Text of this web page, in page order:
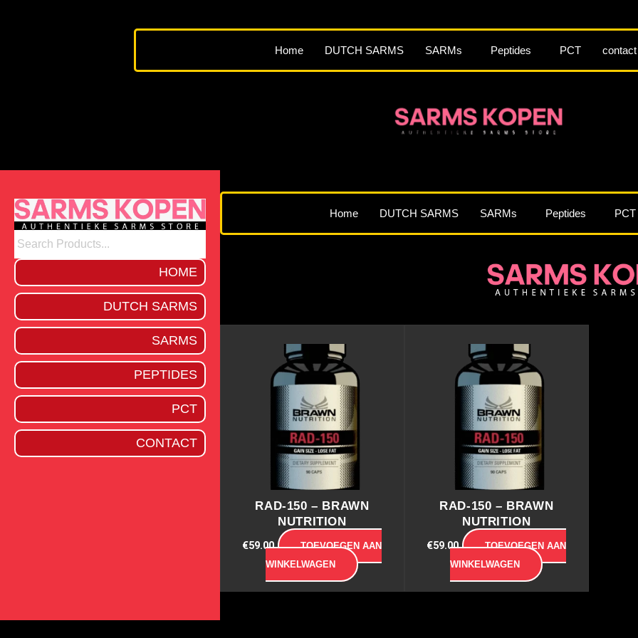
Home DUTCH SARMS SARMs Peptides PCT contact
HOME
DUTCH SARMS
SARMS
PEPTIDES
PCT
CONTACT
Home DUTCH SARMS SARMs Peptides PCT
RAD-150 – BRAWN
NUTRITION
€59.00
TOEVOEGEN AAN
WINKELWAGEN
RAD-150 – BRAWN
NUTRITION
€59.00
TOEVOEGEN AAN
WINKELWAGEN